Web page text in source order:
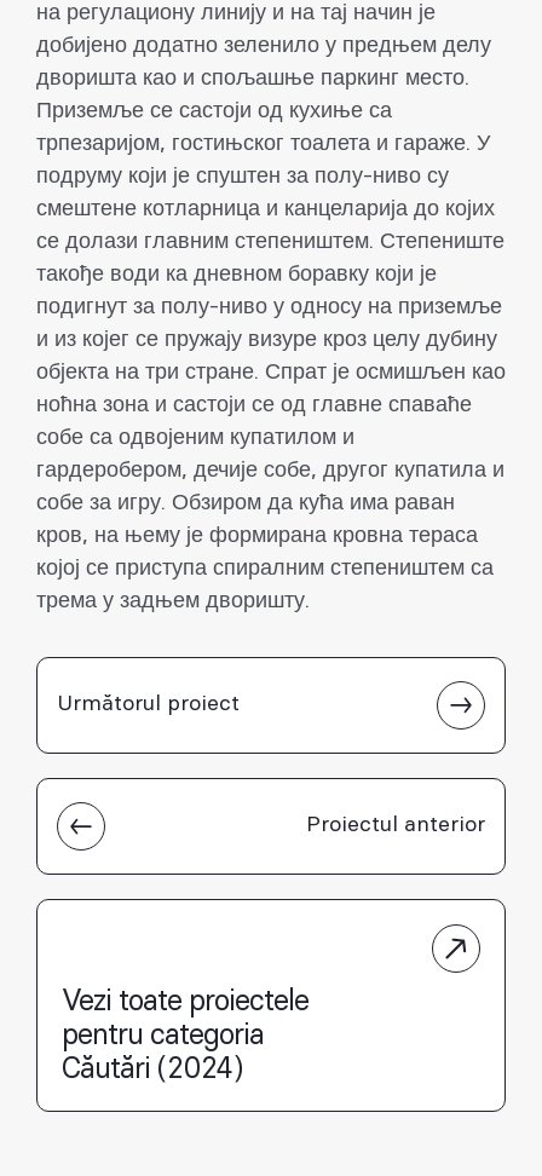
на регулациону линију и на тај начин је
добијено додатно зеленило у предњем делу
дворишта као и спољашње паркинг место.
Приземље се састоји од кухиње са
трпезаријом, гостињског тоалета и гараже. У
подруму који је спуштен за полу-ниво су
смештене котларница и канцеларија до којих
се долази главним степеништем. Степениште
такође води ка дневном боравку који је
подигнут за полу-ниво у односу на приземље
и из којег се пружају визуре кроз целу дубину
објекта на три стране. Спрат је осмишљен као
ноћна зона и састоји се од главне спаваће
собе са одвојеним купатилом и
гардеробером, дечије собе, другог купатила и
собе за игру. Обзиром да кућа има раван
кров, на њему је формирана кровна тераса
којој се приступа спиралним степеништем са
трема у задњем дворишту.
Proiectul anterior
Următorul proiect
Vezi toate proiectele
pentru categoria
Căutări (2024)